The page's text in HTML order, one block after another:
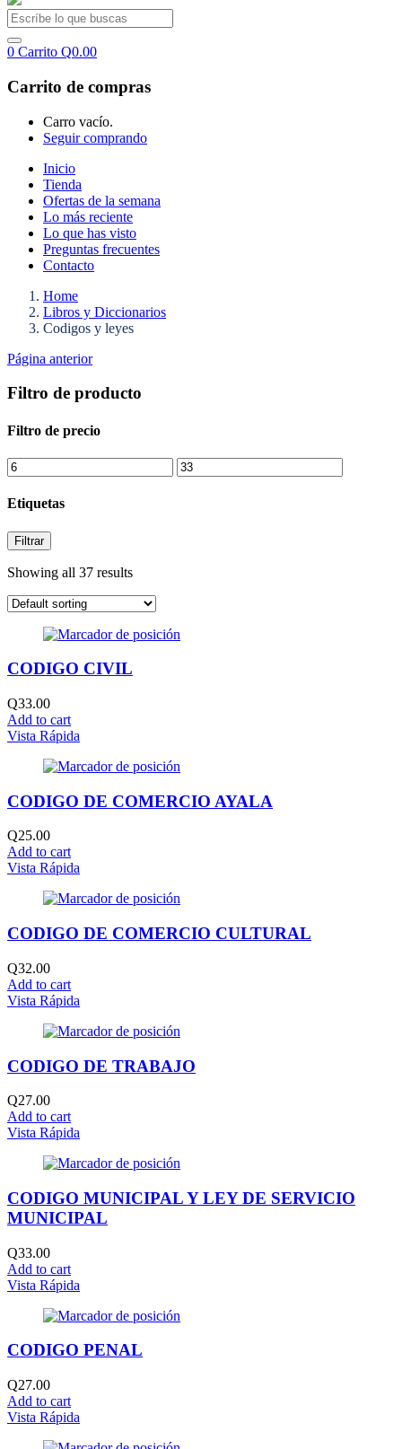
0 Carrito Q0.00
Carrito de compras
Carro vacío.
Seguir comprando
Inicio
Tienda
Ofertas de la semana
Lo más reciente
Lo que has visto
Preguntas frecuentes
Contacto
Home
Libros y Diccionarios
Codigos y leyes
Página anterior
Filtro de producto
Filtro de precio
Etiquetas
Filtrar
Showing all 37 results
CODIGO CIVIL
Q33.00
Add to cart
Vista Rápida
CODIGO DE COMERCIO AYALA
Q25.00
Add to cart
Vista Rápida
CODIGO DE COMERCIO CULTURAL
Q32.00
Add to cart
Vista Rápida
CODIGO DE TRABAJO
Q27.00
Add to cart
Vista Rápida
CODIGO MUNICIPAL Y LEY DE SERVICIO
MUNICIPAL
Q33.00
Add to cart
Vista Rápida
CODIGO PENAL
Q27.00
Add to cart
Vista Rápida